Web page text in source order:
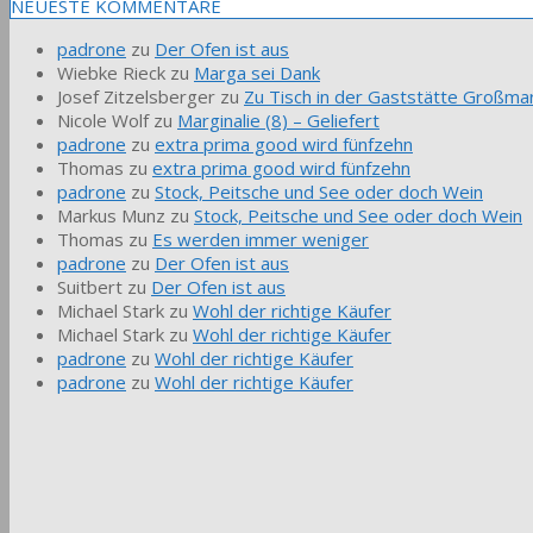
NEUESTE KOMMENTARE
padrone zu Der Ofen ist aus
Wiebke Rieck zu Marga sei Dank
Josef Zitzelsberger zu Zu Tisch in der Gaststätte
Nicole Wolfzu Marginalie (8) – Geliefert
padrone zu extra prima good wird fünfzehn
Thomas zu extra prima good wird fünfzehn
padrone zu Stock, Peitsche und See oder doch Wein
Markus Munz zu Stock, Peitsche und See oder doch Wein
Thomas zu Es werden immer weniger
padrone zu Der Ofen ist aus
Suitbert zu Der Ofen ist aus
Michael Stark zu Wohl der richtige Käufer
Michael Stark zu Wohl der richtige Käufer
padrone zu Wohl der richtige Käufer
padrone zu Wohl der richtige Käufer